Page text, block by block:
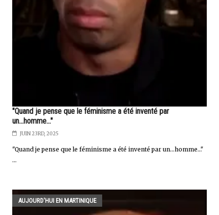
"Quand je pense que le féminisme a été inventé par
un...homme..."
JUIN 23RD, 2025
"Quand je pense que le féminisme a été inventé par un…homme…"
...
AUJOURD'HUI EN MARTINIQUE